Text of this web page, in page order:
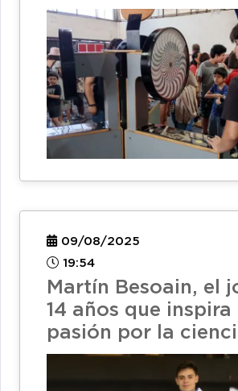
09/08/2025
19:54
Martín Besoain, el
14 años que inspira
pasión por la